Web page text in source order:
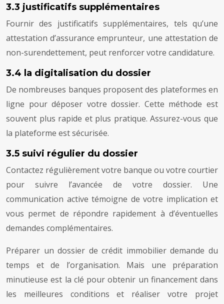
3.3 justificatifs supplémentaires
Fournir des justificatifs supplémentaires, tels qu’une
attestation d’assurance emprunteur, une attestation de
non-surendettement, peut renforcer votre candidature.
3.4 la digitalisation du dossier
De nombreuses banques proposent des plateformes en
ligne pour déposer votre dossier. Cette méthode est
souvent plus rapide et plus pratique. Assurez-vous que
la plateforme est sécurisée.
3.5 suivi régulier du dossier
Contactez régulièrement votre banque ou votre courtier
pour suivre l’avancée de votre dossier. Une
communication active témoigne de votre implication et
vous permet de répondre rapidement à d’éventuelles
demandes complémentaires.
Préparer un dossier de crédit immobilier demande du
temps et de l’organisation. Mais une préparation
minutieuse est la clé pour obtenir un financement dans
les meilleures conditions et réaliser votre projet